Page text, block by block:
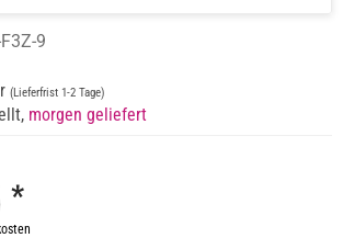
9
(Lieferfrist 1-2 Tage)
morgen geliefert
*